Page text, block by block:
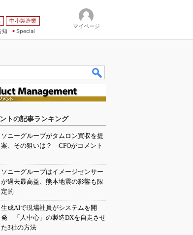
中小製造業
知 Special
マイページ
トの記事ランキング
ソニーグループがタムロン買収を提
案、その狙いは？ CFOがコメント
ソニーグループはイメージセンサー
が過去最高益、熊本地震の影響も限
定的
生成AIで現場社員がシステムを開
発 「人中心」の製造DXを自走させ
た3社の方法